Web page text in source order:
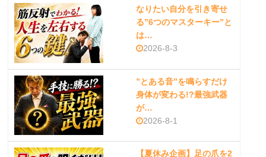
なりたい自分を引き寄せ
る”6つのマスターキー”と
は…
2026-8-3
”とある音”を鳴らすだけ
身体が変わる!?最強武器
が…
2026-8-1
【夏休み企画】足の爪を2